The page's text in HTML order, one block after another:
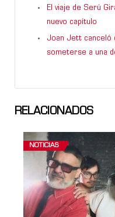
El viaje de Serú
nuevo capítulo
Joan Jett canceló
someterse a una
RELACIONADOS
NOTICIAS